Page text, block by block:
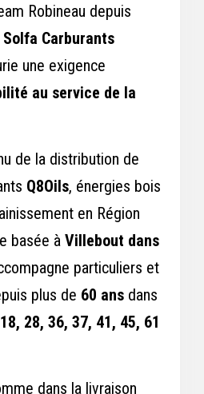
Robineau depuis
Solfa Carburants
une exigence
au service de la
de la distribution de
Q8Oils, énergies bois
en Région
basée à Villebout dans
particuliers et
plus de 60 ans dans
18, 28, 36, 37, 41, 45, 61
dans la livraison